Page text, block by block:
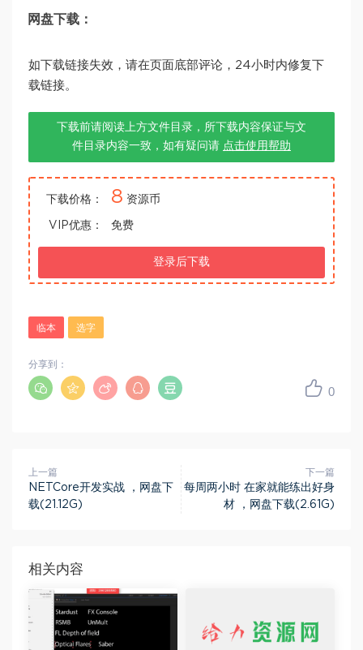
网盘下载：
如下载链接失效，请在页面底部评论，24小时内修复下
载链接。
下载前请阅读上方文件目录，所下载内容保证与文
件目录内容一致，如有疑问请 点击使用帮助
下载价格： 8 资源币
VIP优惠： 免费
登录后下载
临本 选字
0
分享到：
上一篇
NETCore开发实战 ，网盘下
载(21.12G)
下一篇
每周两小时 在家就能练出好身
材 ，网盘下载(2.61G)
相关内容